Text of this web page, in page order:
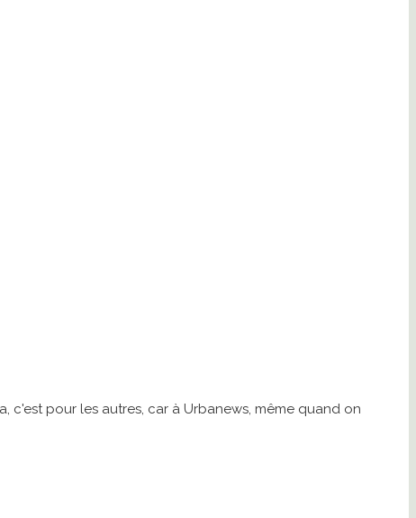
c'est pour les autres, car à Urbanews, même quand on